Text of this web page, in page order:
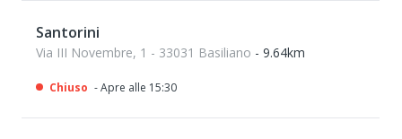
Santorini
Via III Novembre, 1 - 33031 Basiliano - 9.64km
Chiuso - Apre alle 15:30